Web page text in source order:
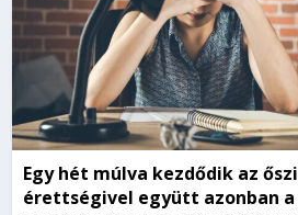
Egy hét múlva kezdődik az
érettségivel együtt azonban